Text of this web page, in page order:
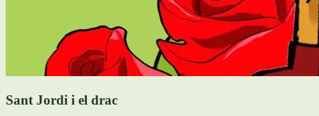
Sant Jordi i el drac